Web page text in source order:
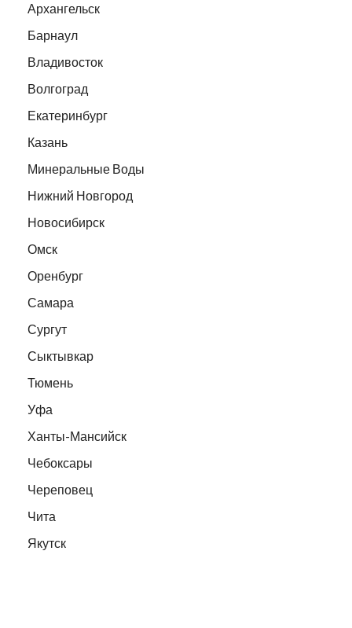
Архангельск
Барнаул
Владивосток
Волгоград
Екатеринбург
Казань
Минеральные Воды
Нижний Новгород
Новосибирск
Омск
Оренбург
Самара
Сургут
Сыктывкар
Тюмень
Уфа
Ханты-Мансийск
Чебоксары
Череповец
Чита
Якутск